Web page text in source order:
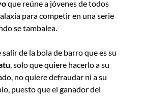
que reúne a jóvenes de todos
para competir en una serie
se tambalea.
de la bola de barro que es su
, solo que quiere hacerlo a su
no quiere defraudar ni a su
puesto que el ganador del